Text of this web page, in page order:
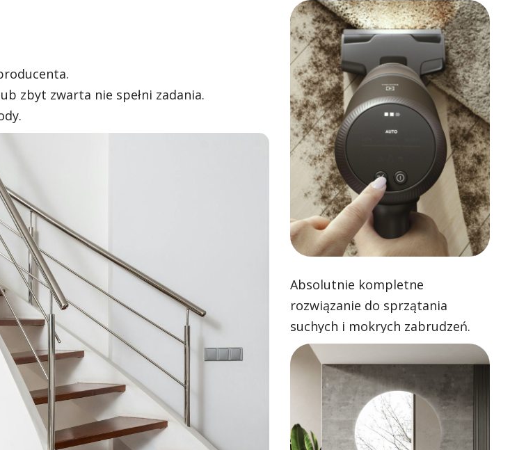
zbyt zwarta nie spełni zadania.
Absolutnie kompletne
rozwiązanie do sprzątania
suchych i mokrych zabrudzeń.
Skuteczne odkurzanie i zawsze
czyste mopowanie